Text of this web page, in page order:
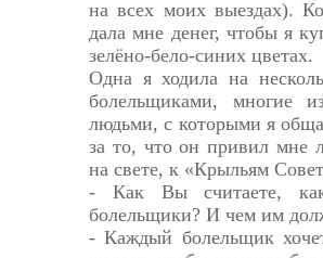
на всех моих выездах).
дала мне денег, чтобы я
зелёно-бело-синих цветах.
Одна я ходила на
болельщиками, многие
людьми, с которыми я
за то, что он привил мне
на свете, к «Крыльям
- Как Вы считаете,
болельщики? И чем им
- Каждый болельщик